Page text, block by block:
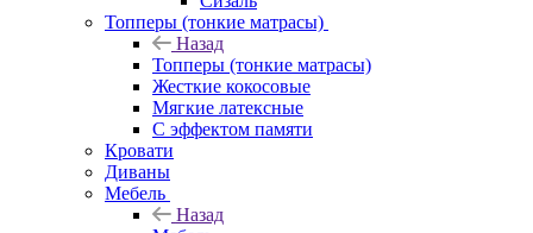
Топперы (тонкие матрасы)
Назад
Топперы (тонкие матрасы)
Жесткие кокосовые
Мягкие латексные
С эффектом памяти
Кровати
Диваны
Мебель
Назад